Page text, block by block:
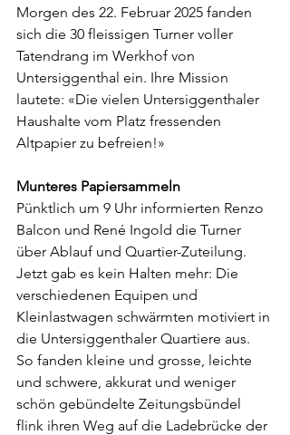
Morgen des 22. Februar 2025 fanden
sich die 30 fleissigen Turner voller
Tatendrang im Werkhof von
Untersiggenthal ein. Ihre Mission
lautete: «Die vielen Untersiggenthaler
Haushalte vom Platz fressenden
Altpapier zu befreien!»
Munteres Papiersammeln
Pünktlich um 9 Uhr informierten Renzo
Balcon und René Ingold die Turner
über Ablauf und Quartier-Zuteilung.
Jetzt gab es kein Halten mehr: Die
verschiedenen Equipen und
Kleinlastwagen schwärmten motiviert in
die Untersiggenthaler Quartiere aus.
So fanden kleine und grosse, leichte
und schwere, akkurat und weniger
schön gebündelte Zeitungsbündel
flink ihren Weg auf die Ladebrücke der